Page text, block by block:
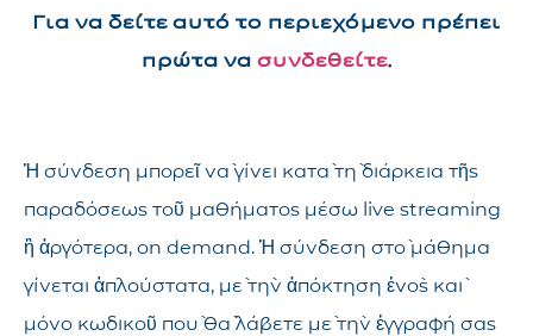
Για να δείτε αυτό το περιεχόμενο πρέπει
πρώτα να συνδεθείτε.
Ἡ σύνδεση μπορεῖ νὰ γίνει κατὰ τὴ διάρκεια τῆς
παραδόσεως τοῦ μαθήματος μέσω live streaming
ἢ ἀργότερα, on demand. Ἡ σύνδεση στὸ μάθημα
γίνεται ἁπλούστατα, μὲ τὴν ἀπόκτηση ἑνὸς καὶ
μόνο κωδικοῦ ποὺ θὰ λάβετε μὲ τὴν ἐγγραφή σας